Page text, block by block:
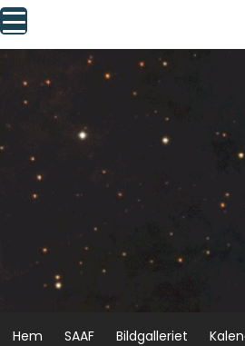
Skip
to
content
Hem SAAF Bildgalleriet